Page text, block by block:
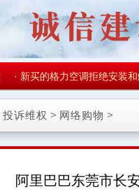
新买的格力空调拒绝安装和
投诉维权 > 网络购物 >
阿里巴巴东莞市长